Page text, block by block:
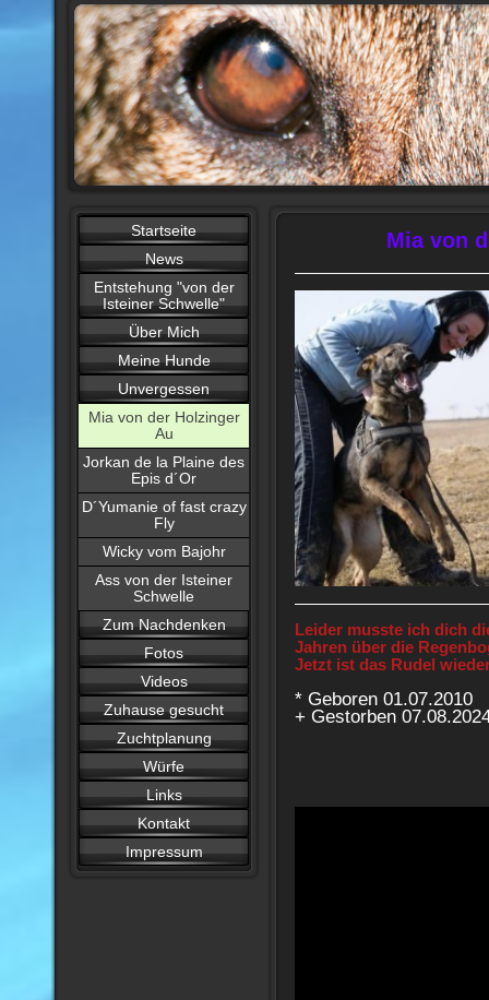
Startseite
News
Entstehung "von der
Isteiner Schwelle"
Über Mich
Meine Hunde
Unvergessen
Mia von der Holzinger
Au
Jorkan de la Plaine des
Epis d´Or
D´Yumanie of fast crazy
Fly
Wicky vom Bajohr
Ass von der Isteiner
Schwelle
Zum Nachdenken
Fotos
Videos
Zuhause gesucht
Zuchtplanung
Würfe
Links
Kontakt
Impressum
Mia von
Leider musste ich dich
Jahren über die
Jetzt ist das Rudel
* Geboren 01.07.2010
+ Gestorben